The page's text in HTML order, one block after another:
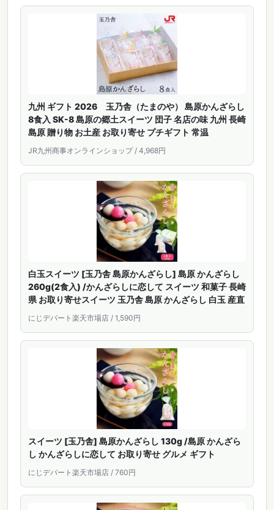
九州 ギフト 2026 玉乃舎（たまのや） 島原かんざらし
8食入 SK-8 島原の郷土スイーツ 団子 名店の味 九州 長崎
島原 贈り物 お土産 お取り寄せ プチギフト 常温
JR九州商事オンラインショップ / 4,968円
白玉スイーツ [玉乃舎 島原かんざらし] 島原 かんざらし
260g(2食入) /かんざらしに恋して スイーツ 和菓子 長崎
県 お取り寄せスイーツ 玉乃舎 島原 かんざらし 白玉 産直
にじデパート楽天市場店 / 1,590円
スイーツ [玉乃舎] 島原かんざらし 130g /島原 かんざら
し かんざらしに恋して お取り寄せ グルメ ギフト
にじデパート楽天市場店 / 760円